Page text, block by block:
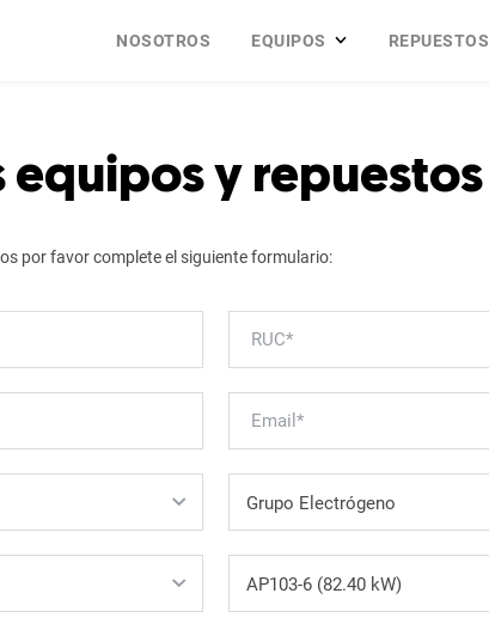
NOSOTROS EQUIPOS REPUESTOS
equipos y repuestos
por favor complete el siguiente formulario: